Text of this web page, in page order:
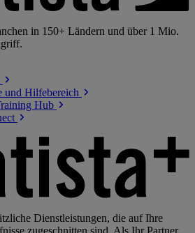
in 150+ Ländern und über 1 Mio.
und Hilfebereich
Hub
Dienstleistungen, die auf Ihre
zugeschnitten sind. Als Ihr Partner